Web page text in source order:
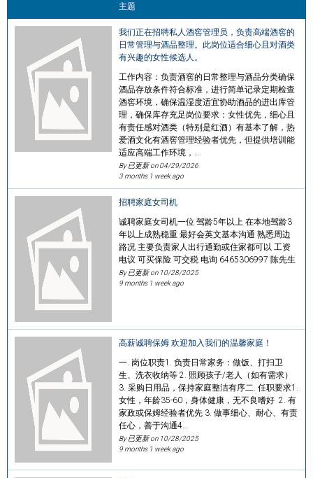
主题
我们正在招聘私人酒窖管理员，负责高端酒窖的
日常管理与酒品整理。此岗位适合细心且对酒类
有兴趣的女性候选人。
工作内容：负责酒窖的日常整理与酒品分类确保
酒品存放条件符合标准，进行简单记录定期检查
酒窖环境，确保温湿度适宜协助酒品的进出库管
理，确保库存充足岗位要求：女性优先，细心且
有责任感对酒类（特别是红酒）有基本了解，热
爱酒文化有酒窖管理经验者优先，但提供培训能
适应高端工作环境，…
By 已更新 on04/29/2026
3 months 1 week ago
招聘家庭女司机
诚聘家庭女司机一位 驾龄5年以上 在本地驾龄3
年以上成熟稳重 最好会英文基本沟通 熟悉周边
路况 主要负责家人出行通勤或住家都可以 工资
电议 可买保险 可交税 电询 6465306997 陈先生
By 已更新 on 10/28/2025
9 months 1 week ago
高薪诚聘保姆 欢迎加入我们的温馨家庭！
一. 岗位职责1. 负责日常家务：做饭、打扫卫
生、洗衣收纳等 2. 照顾孩子/老人（如有需求）
3. 采购日用品，保持家庭整洁有序二. 任职要求1.
女性，年龄35-60，身体健康，无不良嗜好 2. 有
家政或保姆经验者优先 3. 做事细心、耐心、有责
任心，善于沟通4…
By 已更新 on 10/28/2025
9 months 1 week ago